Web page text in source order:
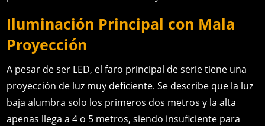
Iluminación Principal con Mala
Proyección
A pesar de ser LED, el faro principal de serie tiene una
proyección de luz muy deficiente. Se describe que la luz
baja alumbra solo los primeros dos metros y la alta
apenas llega a 4 o 5 metros, siendo insuficiente para